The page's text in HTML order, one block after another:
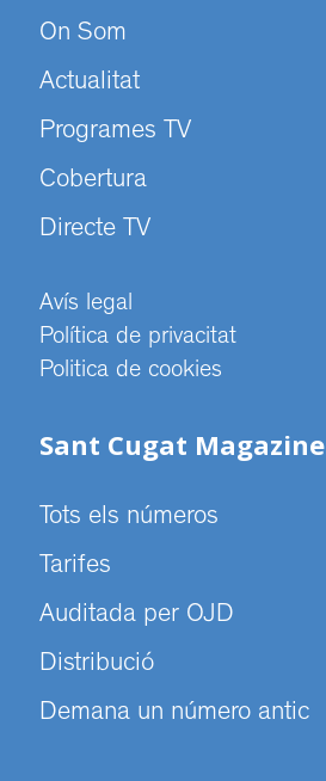
On Som
Actualitat
Programes TV
Cobertura
Directe TV
Avís legal
Política de privacitat
Politica de cookies
Sant Cugat Magazine
Tots els números
Tarifes
Auditada per OJD
Distribució
Demana un número antic